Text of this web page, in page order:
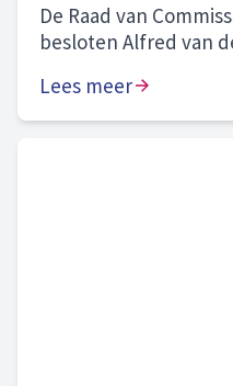
De Raad van
besloten Alfred van
Lees meer